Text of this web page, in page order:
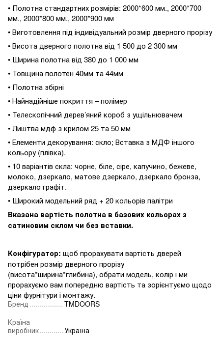
• Полотна стандартних розмірів: 2000*600 мм., 2000*700
мм., 2000*800 мм., 2000*900 мм
• Виготовлення під індивідуальний розмір дверного прорізу
• Висота дверного полотна від 1 500 до 2 300 мм
• Ширина полотна від 380 до 1 000 мм
• Товщина полотен 40мм та 44мм
• Полотна збірні
• Найнадійніше покриття – полімер
• Телескопічний дерев’яний короб з ущільнювачем
• Лиштва мдф з крилом 25 та 50 мм
• Елементи декорування: скло; Вставка з МДФ іншого
кольору (плівка).
• 10 варіантів скла: чорне, біле, сіре, капучино, бежеве,
молоко, дзеркало, матове дзеркало, дзеркало бронза,
дзеркало графіт.
• Широкий модельний ряд + 20 кольорів палітри
Вказана вартість полотна в базових кольорах з
сатиновим склом чи без вставки.
Конфігуратор: щоб прорахувати вартість дверей
потрібен розмір дверного прорізу
(висота*ширина*глибина), обрати модель, колір і ми
прорахуємо вам попередню вартість та зорієнтуємо щодо
ціни фурнітури і монтажу.
Бренд
TMDOORS
Країна
виробник
Україна